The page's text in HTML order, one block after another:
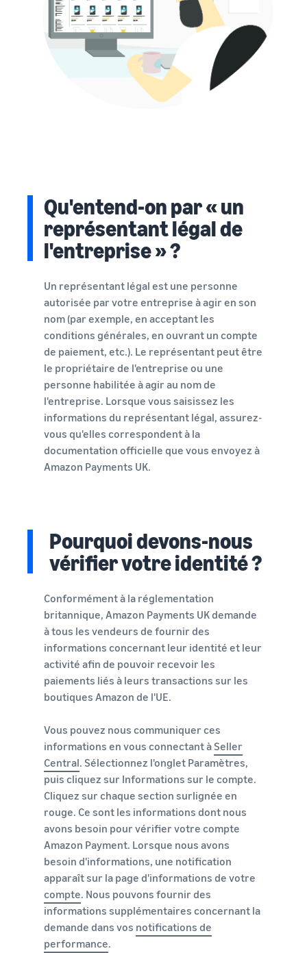
Qu'entend-on par « un
représentant légal de
l'entreprise » ?
Un représentant légal est une personne
autorisée par votre entreprise à agir en son
nom (par exemple, en acceptant les
conditions générales, en ouvrant un compte
de paiement, etc.). Le représentant peut être
le propriétaire de l'entreprise ou une
personne habilitée à agir au nom de
l'entreprise. Lorsque vous saisissez les
informations du représentant légal, assurez-
vous qu'elles correspondent à la
documentation officielle que vous envoyez à
Amazon Payments UK.
Pourquoi devons-nous
vérifier votre identité ?
Conformément à la réglementation
britannique, Amazon Payments UK demande
à tous les vendeurs de fournir des
informations concernant leur identité et leur
activité afin de pouvoir recevoir les
paiements liés à leurs transactions sur les
boutiques Amazon de l'UE.
Vous pouvez nous communiquer ces
informations en vous connectant à Seller
Central. Sélectionnez l'onglet Paramètres,
puis cliquez sur Informations sur le compte.
Cliquez sur chaque section surlignée en
rouge. Ce sont les informations dont nous
avons besoin pour vérifier votre compte
Amazon Payment. Lorsque nous avons
besoin d'informations, une notification
apparaît sur la page d'informations de votre
compte. Nous pouvons fournir des
informations supplémentaires concernant la
demande dans vos notifications de
performance.